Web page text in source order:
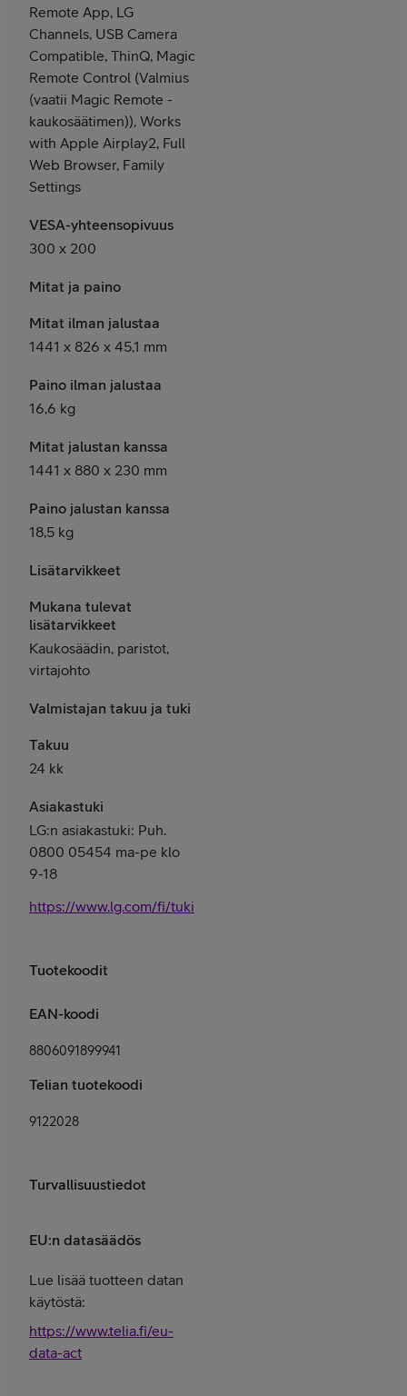
Remote App, LG
Channels, USB Camera
Compatible, ThinQ, Magic
Remote Control (Valmius
(vaatii Magic Remote -
kaukosäätimen)), Works
with Apple Airplay2, Full
Web Browser, Family
Settings
VESA-yhteensopivuus
300 x 200
Mitat ja paino
Mitat ilman jalustaa
1441 x 826 x 45,1 mm
Paino ilman jalustaa
16,6 kg
Mitat jalustan kanssa
1441 x 880 x 230 mm
Paino jalustan kanssa
18,5 kg
Lisätarvikkeet
Mukana tulevat
lisätarvikkeet
Kaukosäädin, paristot,
virtajohto
Valmistajan takuu ja tuki
Takuu
24 kk
Asiakastuki
LG:n asiakastuki: Puh.
0800 05454 ma-pe klo
9-18
https://www.lg.com/fi/tuki
Tuotekoodit
EAN-koodi
8806091899941
Telian tuotekoodi
9122028
Turvallisuustiedot
EU:n datasäädös
Lue lisää tuotteen datan
käytöstä:
https://www.telia.fi/eu-
data-act